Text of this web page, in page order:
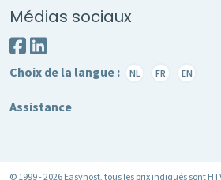
Médias sociaux
Choix de la langue : NL FR EN
Assistance
© 1999 - 2026 Easyhost, tous les prix indiqués sont